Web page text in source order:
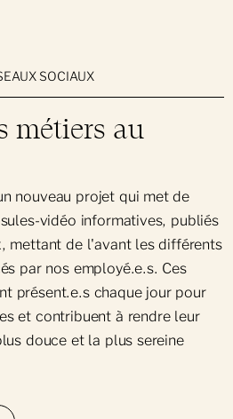
SOCIAUX
métiers au
nouveau projet qui met de
vidéo informatives, publiés
mettant de l'avant les différents
par nos employé.e.s. Ces
présent.e.s chaque jour pour
et contribuent à rendre leur
douce et la plus sereine